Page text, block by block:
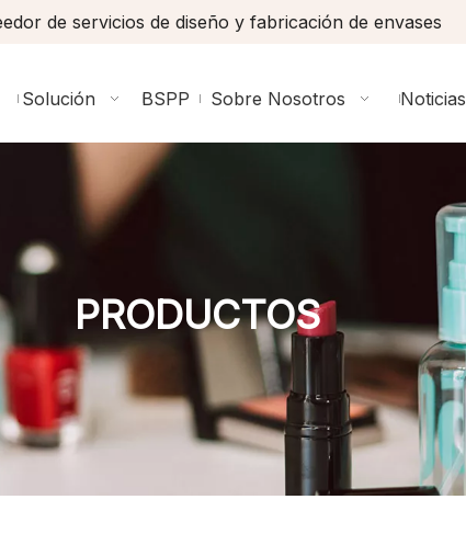
de servicios de diseño y fabricación de envases
Solución BSPP Sobre Nosotros Noticias
PRODUCTOS